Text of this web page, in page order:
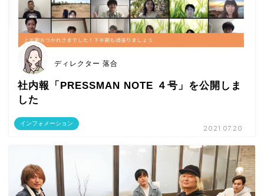
インフォメーション
ディレクター 落合
社内報「PRESSMAN NOTE ４号」を公開しま
した
2021.07.20